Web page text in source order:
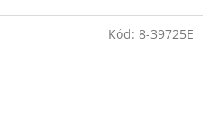
Kód: 8-39725E